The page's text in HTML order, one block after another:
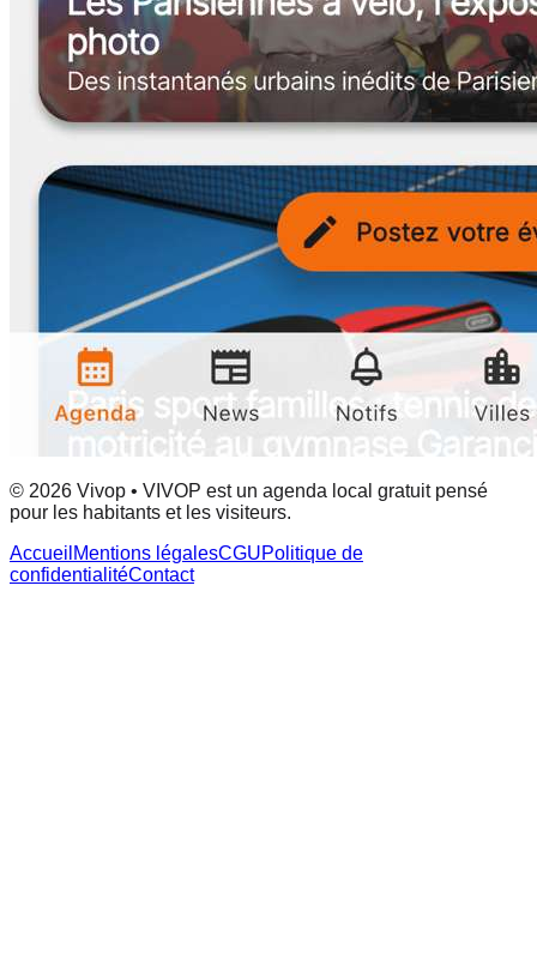
© 2026 Vivop • VIVOP est un agenda local gratuit pensé
pour les habitants et les visiteurs.
Accueil Mentions légalesCGUPolitique de
confidentialitéContact